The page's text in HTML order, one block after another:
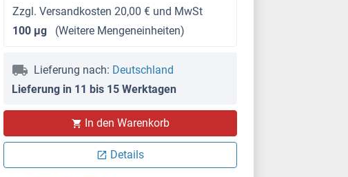
Zzgl. Versandkosten 20,00 € und MwSt
100 μg
(Weitere Mengeneinheiten)
Lieferung nach: Deutschland
Lieferung in 11 bis 15 Werktagen
In den Warenkorb
Details